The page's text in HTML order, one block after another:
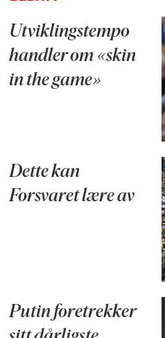
Utviklingstempo
handler om «skin
in the game»
Dette kan
Forsvaret lære av
Putin foretrekker